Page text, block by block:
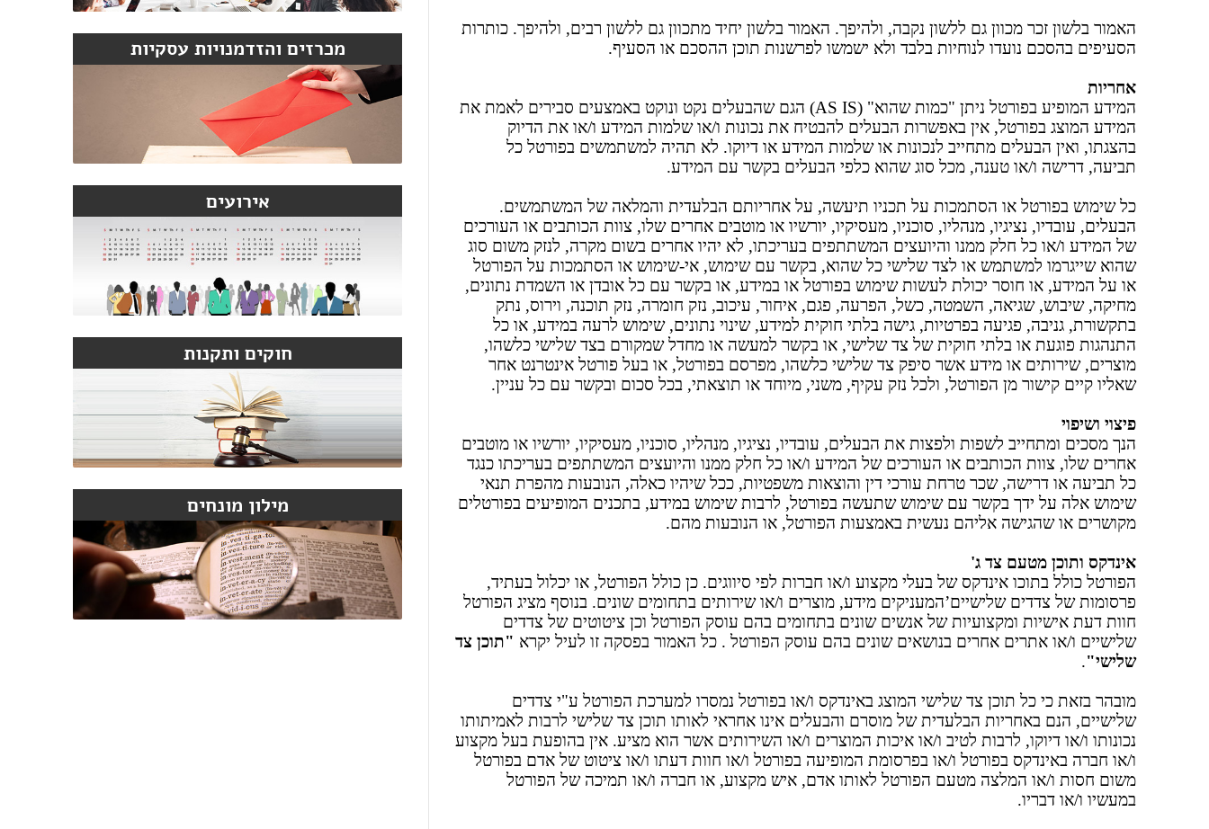
האמור בלשון זכר מכוון גם ללשון נקבה, ולהיפך. האמור בלשון יחיד מתכוון גם ללשון רבים, ולהיפך. כותרות
הסעיפים בהסכם נועדו לנוחיות בלבד ולא ישמשו לפרשנות תוכן ההסכם או הסעיף.
אחריות
המידע המופיע בפורטל ניתן "כמות שהוא" (AS IS) הגם שהבעלים נקט ונוקט באמצעים סבירים לאמת את
המידע המוצג בפורטל, אין באפשרות הבעלים להבטיח את נכונות ו/או שלמות המידע ו/או את הדיוק
בהצגתו, ואין הבעלים מתחייב לנכונות או שלמות המידע או דיוקו. לא תהיה למשתמשים בפורטל כל
תביעה, דרישה ו/או טענה, מכל סוג שהוא כלפי הבעלים בקשר עם המידע.
כל שימוש בפורטל או הסתמכות על תכניו תיעשה, על אחריותם הבלעדית והמלאה של המשתמשים.
הבעלים, עובדיו, נציגיו, מנהליו, סוכניו, מעסיקיו, יורשיו או מוטבים אחרים שלו, צוות הכותבים או העורכים
של המידע ו/או כל חלק ממנו והיועצים המשתתפים בעריכתו, לא יהיו אחרים בשום מקרה, לנזק משום סוג
שהוא שייגרמו למשתמש או לצד שלישי כל שהוא, בקשר עם שימוש, אי-שימוש או הסתמכות על הפורטל
או על המידע, או חוסר יכולת לעשות שימוש בפורטל או במידע, או בקשר עם כל אובדן או השמדת נתונים,
מחיקה, שיבוש, שגיאה, השמטה, כשל, הפרעה, פגם, איחור, עיכוב, נזק חומרה, נזק תוכנה, וירוס, נתק
בתקשורת, גניבה, פגיעה בפרטיות, גישה בלתי חוקית למידע, שינוי נתונים, שימוש לרעה במידע, או כל
התנהגות פוגעת או בלתי חוקית של צד שלישי, או בקשר למעשה או מחדל שמקורם בצד שלישי כלשהו,
מוצרים, שירותים או מידע אשר סיפק צד שלישי כלשהו, מפרסם בפורטל, או בעל פורטל אינטרנט אחר
שאליו קיים קישור מן הפורטל, ולכל נזק עקיף, משני, מיוחד או תוצאתי, בכל סכום ובקשר עם כל עניין.
פיצוי ושיפוי
הנך מסכים ומתחייב לשפות ולפצות את הבעלים, עובדיו, נציגיו, מנהליו, סוכניו, מעסיקיו, יורשיו או מוטבים
אחרים שלו, צוות הכותבים או העורכים של המידע ו/או כל חלק ממנו והיועצים המשתתפים בעריכתו כנגד
כל תביעה או דרישה, שכר טרחת עורכי דין והוצאות משפטיות, ככל שיהיו כאלה, הנובעות מהפרת תנאי
שימוש אלה על ידך בקשר עם שימוש שתעשה בפורטל, לרבות שימוש במידע, בתכנים המופיעים בפורטלים
מקושרים או שהגישה אליהם נעשית באמצעות הפורטל, או הנובעות מהם.
אינדקס ותוכן מטעם צד ג'
הפורטל כולל בתוכו אינדקס של בעלי מקצוע ו/או חברות לפי סיווגים. כן כולל הפורטל, או יכלול בעתיד,
פרסומות של צדדים שלישיים’המעניקים מידע, מוצרים ו/או שירותים בתחומים שונים. בנוסף מציג הפורטל
חוות דעת אישיות ומקצועיות של אנשים שונים בתחומים בהם עוסק הפורטל וכן ציטוטים של צדדים
שלישיים ו/או אתרים אחרים בנושאים שונים בהם עוסק הפורטל . כל האמור בפסקה זו לעיל יקרא "תוכן צד
שלישי".
מובהר בזאת כי כל תוכן צד שלישי המוצג באינדקס ו/או בפורטל נמסרו למערכת הפורטל ע"י צדדים
שלישיים, הנם באחריות הבלעדית של מוסרם והבעלים אינו אחראי לאותו תוכן צד שלישי לרבות לאמיתותו
נכונותו ו/או דיוקו, לרבות לטיב ו/או איכות המוצרים ו/או השירותים אשר הוא מציע. אין בהופעת בעל מקצוע
ו/או חברה באינדקס בפורטל ו/או בפרסומת המופיעה בפורטל ו/או חוות דעתו ו/או ציטוט של אדם בפורטל
משום חסות ו/או המלצה מטעם הפורטל לאותו אדם, איש מקצוע, או חברה ו/או תמיכה של הפורטל
במעשיו ו/או דבריו.
מכרזים והזדמנויות עסקיות
אירועים
חוקים ותקנות
מילון מונחים